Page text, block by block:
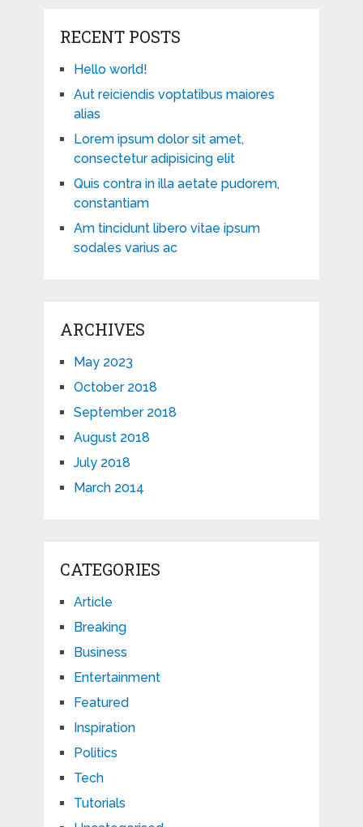
RECENT POSTS
Hello world!
Aut reiciendis voptatibus maiores
alias
Lorem ipsum dolor sit amet,
consectetur adipisicing elit
Quis contra in illa aetate pudorem,
constantiam
Am tincidunt libero vitae ipsum
sodales varius ac
ARCHIVES
May 2023
October 2018
September 2018
August 2018
July 2018
March 2014
CATEGORIES
Article
Breaking
Business
Entertainment
Featured
Inspiration
Politics
Tech
Tutorials